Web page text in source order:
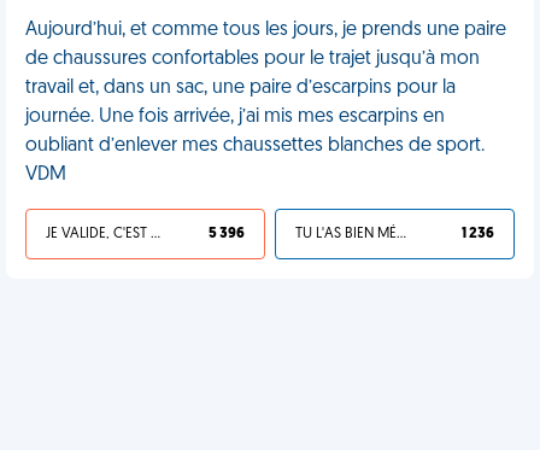
Aujourd’hui, et comme tous les jours, je prends une paire
de chaussures confortables pour le trajet jusqu’à mon
travail et, dans un sac, une paire d’escarpins pour la
journée. Une fois arrivée, j’ai mis mes escarpins en
oubliant d’enlever mes chaussettes blanches de sport.
VDM
JE VALIDE, C'EST UNE VDM 5 396 TU L'AS BIEN MÉRITÉ 1 236